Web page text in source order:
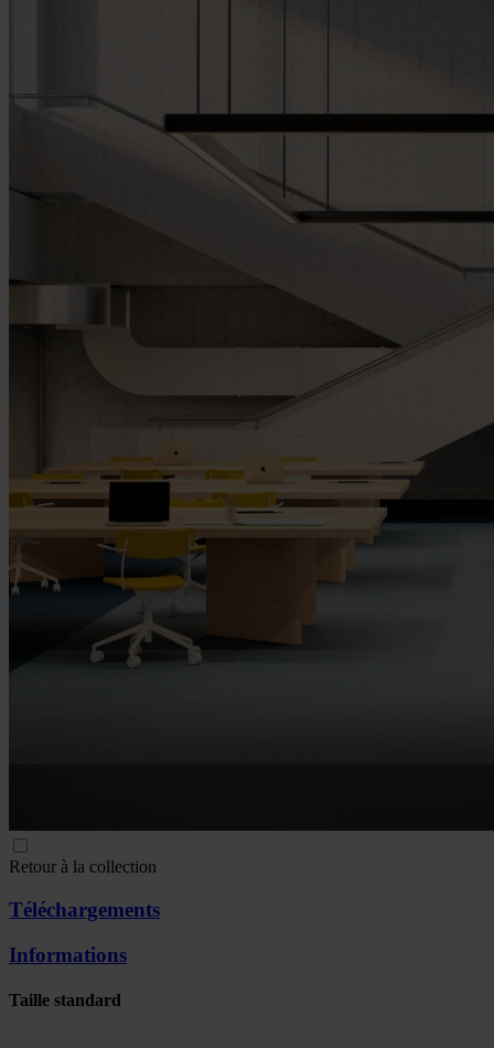
Retour à la collection
Téléchargements
Informations
Taille standard